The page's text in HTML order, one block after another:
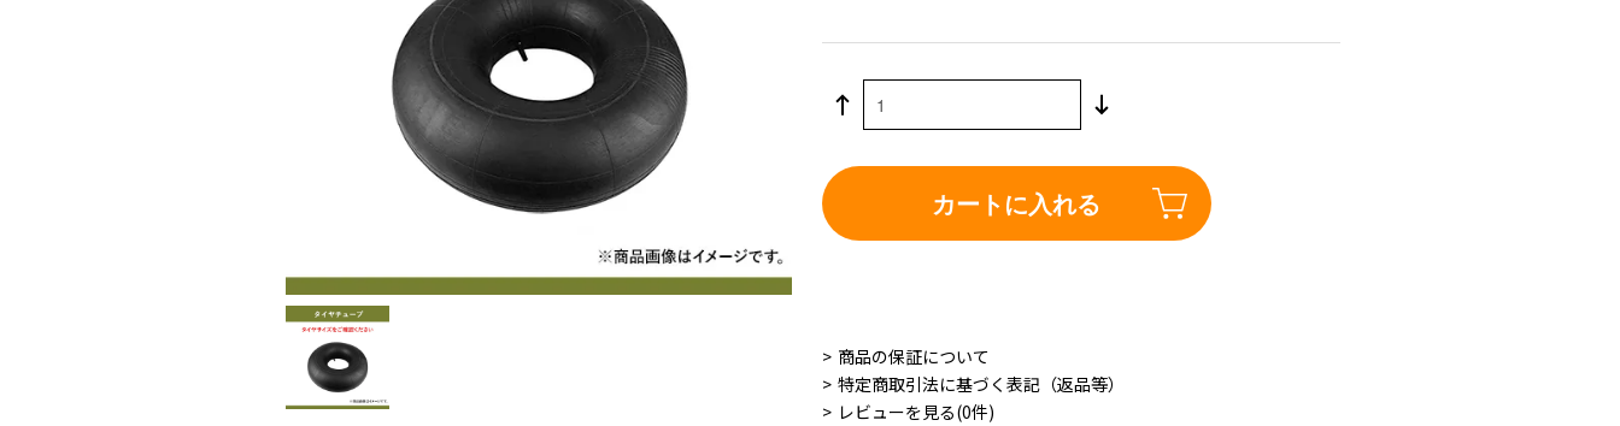
カートに入れる
商品の保証について
特定商取引法に基づく表記（返品等）
レビューを見る(0件)